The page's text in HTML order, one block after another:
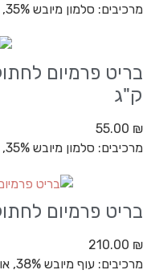
מרכיבים: סלמון מיובש 35%, אורז, שומן עוף, אפונה, עיסת תפוחים...
ק"ג
55.00 ₪
מרכיבים: סלמון מיובש 35%, אורז, שומן עוף, אפונה, עיסת תפוחים...
בריט פרמיום לחתול
210.00 ₪
מרכיבים: עוף מיובש 38%, אורז, שומן עוף, אפונה, עיסת תפוחים...